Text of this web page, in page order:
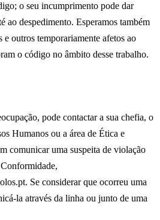
o seu incumprimento pode dar
ao despedimento. Esperamos também
e outros temporariamente afetos ao
o código no âmbito desse trabalho.
pode contactar a sua chefia, o
Humanos ou a área de Ética e
comunicar uma suspeita de violação
. Se considerar que ocorreu uma
la através da linha ou junto de uma